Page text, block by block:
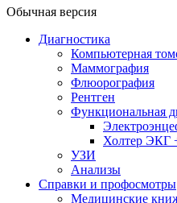
Обычная версия
Диагностика
Компьютерная
Маммография
Флюорография
Рентген
Функциональная
Холтер ЭКГ
УЗИ
Анализы
Справки и профосмотры
Медицинские